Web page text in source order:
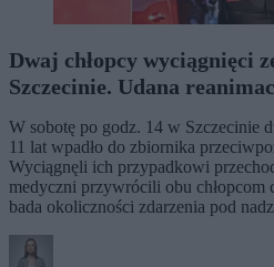
Dwaj chłopcy wyciągnięci
Szczecinie. Udana
W sobotę po godz. 14 w Szczecinie
11 lat wpadło do zbiornika
Wyciągnęli ich przypadkowi
medyczni przywrócili obu chłopcom
bada okoliczności zdarzenia pod